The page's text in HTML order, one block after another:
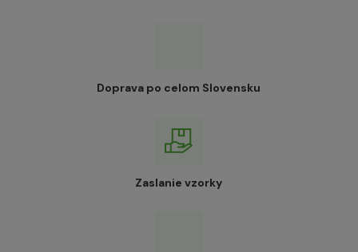
Doprava po celom Slovensku
Zaslanie vzorky